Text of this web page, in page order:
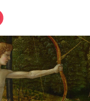
Email or username
Password